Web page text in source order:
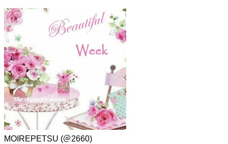
MOIREPETSU (＠2660)